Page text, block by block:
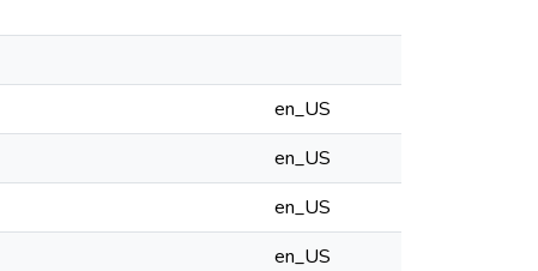
en_US
en_US
en_US
en_US